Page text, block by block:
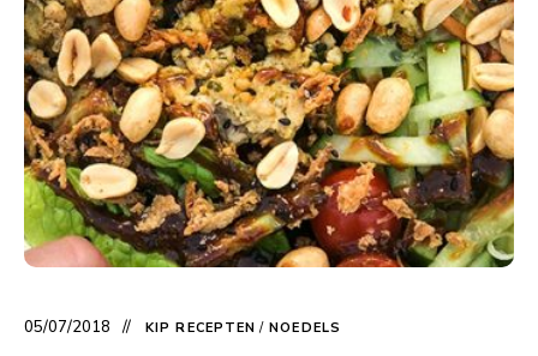
05/07/2018 KIP RECEPTEN / NOEDELS